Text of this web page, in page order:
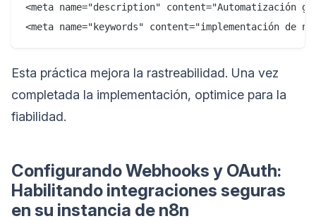
<meta name="description" content="Automatización
Esta práctica mejora la rastreabilidad. Una vez
completada la implementación, optimice para la
fiabilidad.
Configurando Webhooks y OAuth:
Habilitando integraciones seguras
en su instancia de n8n